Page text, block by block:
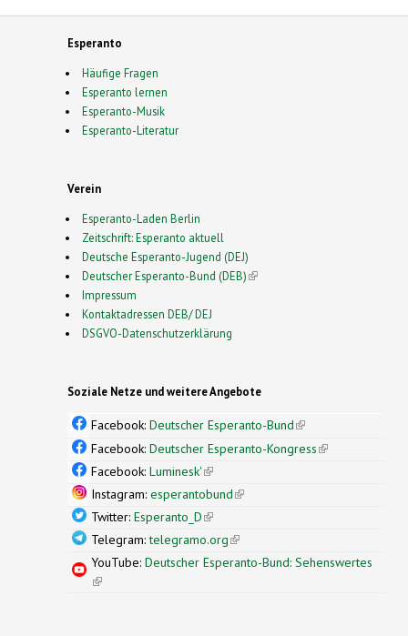
Esperanto
Häufige Fragen
Esperanto lernen
Esperanto-Musik
Esperanto-Literatur
Verein
Esperanto-Laden Berlin
Zeitschrift: Esperanto aktuell
Deutsche Esperanto-Jugend (DEJ)
Deutscher Esperanto-Bund (DEB)(link is external)
Impressum
Kontaktadressen DEB/ DEJ
DSGVO-Datenschutzerklärung
Soziale Netze und weitere Angebote
Facebook: Deutscher Esperanto-Bund(link is
external)
Facebook: Deutscher Esperanto-Kongress(link is
Facebook: Luminesk'(link is external)
Instagram: esperantobund(link is external)
Twitter: Esperanto_D(link is external)
Telegram:telegramo.org(link is external)
YouTube: Deutscher Esperanto-Bund: Sehenswertes
(link is external)